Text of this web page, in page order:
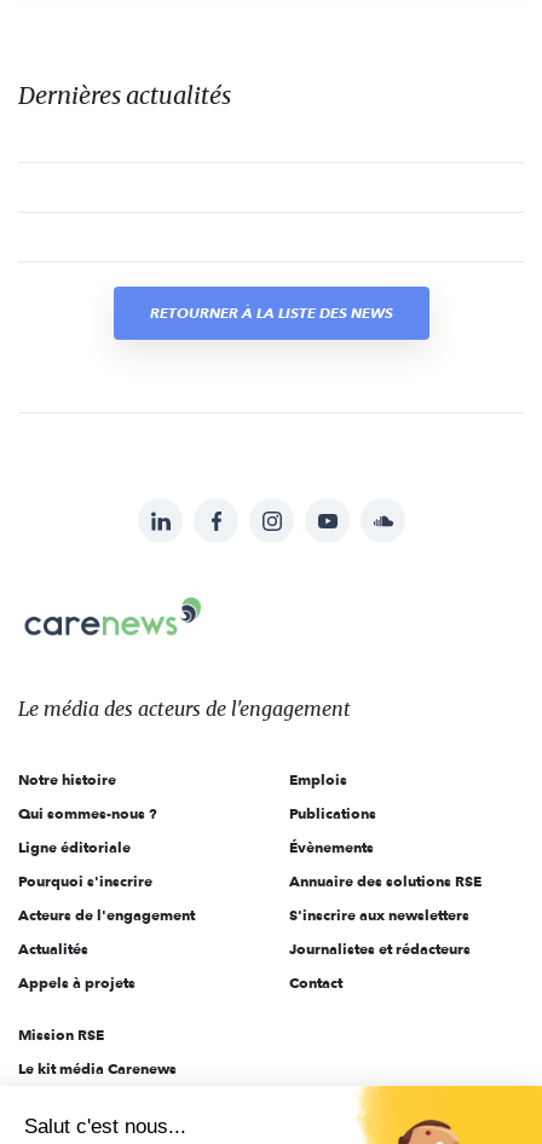
Dernières actualités
RETOURNER À LA LISTE DES NEWS
sur:
LinkedInFacebookInstagramYouTubeSoundcloud
Le
des
l'engagement
Le média des acteurs de l'engagement
Notre histoire
Qui sommes-nous ?
Ligne éditoriale
Pourquoi s'inscrire
Acteurs de l'engagement
Actualités
Appels à projets
Emplois
Publications
Évènements
Annuaire des solutions RSE
S'inscrire aux newsletters
Journalistes et rédacteurs
Contact
Mission RSE
Le kit média Carenews
AEF info
Salut c'est nous...